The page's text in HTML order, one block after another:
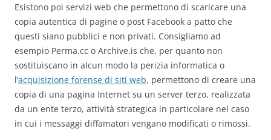
Esistono poi servizi web che permettono di scaricare una
copia autentica di pagine o post Facebook a patto che
questi siano pubblici e non privati. Consigliamo ad
esempio Perma.cc o Archive.is che, per quanto non
sostituiscano in alcun modo la perizia informatica o
l’acquisizione forense di siti web, permettono di creare una
copia di una pagina Internet su un server terzo, realizzata
da un ente terzo, attività strategica in particolare nel caso
in cui i messaggi diffamatori vengano modificati o rimossi.